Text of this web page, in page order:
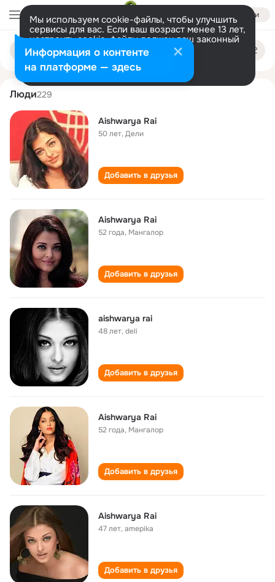
Войти
Мы используем cookie-файлы, чтобы улучшить
сервисы для вас. Если ваш возраст менее 13 лет,
настроить cookie-файлы должен ваш законный
представитель. Больше информации
Разрешить все Настроить
Поиск
людям
aishwarya rai
Люди229
Aishwarya Rai
50 лет,Дели
Добавить в друзья
Aishwarya Rai
52 года, Мангалор
Добавить в друзья
aishwarya rai
48 лет,deli
Добавить в друзья
Aishwarya Rai
52 года, Мангалор
Добавить в друзья
Aishwarya Rai
47 лет,amepika
Добавить в друзья
Информация о контенте
на платформе — здесь